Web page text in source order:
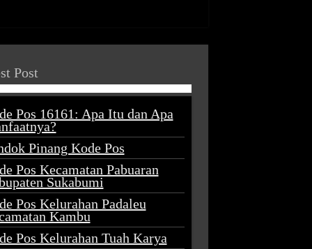
Post
Pos 16161: Apa Itu dan Apa
Pinang Kode Pos
Pos Kecamatan Pabuaran
Sukabumi
Pos Kelurahan Padaleu
Kambu
Pos Kelurahan Tuah Karya